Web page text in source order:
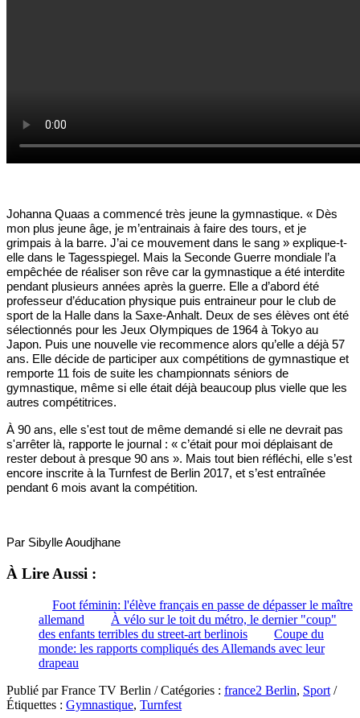
Johanna Quaas a commencé très jeune la gymnastique. « Dès
mon plus jeune âge, je m’entrainais à faire des tours, et je
grimpais à la barre. J’ai ce mouvement dans le sang » explique-t-
elle dans le Tagesspiegel. Mais la Seconde Guerre mondiale l’a
empêchée de réaliser son rêve car la gymnastique a été interdite
pendant plusieurs années après la guerre. Elle a d’abord été
professeur d’éducation physique puis entraineur pour le club de
sport de la Halle dans la Saxe-Anhalt. Deux de ses élèves ont été
sélectionnés pour les Jeux Olympiques de 1964 à Tokyo au
Japon. Puis une nouvelle vie recommence alors qu’elle a déjà 57
ans. Elle décide de participer aux compétitions de gymnastique et
remporte 11 fois de suite les championnats séniors de
gymnastique, même si elle était déjà beaucoup plus vielle que les
autres compétitrices.
À 90 ans, elle s'est tout de même demandé si elle ne devrait pas
s'arrêter là, rapporte le journal : « c’était pour moi déplaisant de
rester debout à presque 90 ans ». Mais tout bien réfléchi, elle s’est
encore inscrite à la Turnfest de Berlin 2017, et s’est entraînée
pendant 6 mois avant la compétition.
Par Sibylle Aoudjhane
À Lire Aussi :
Foot féminin: l'élève français en passe de dépasser le maître
allemand
À vélo sur le toit du métro, le dernier "coup"
des enfants terribles du street-art berlinois
Coupe du
monde: les rapports compliqués des Allemands avec leur
drapeau
Publié par France TV Berlin / Catégories : france2 Berlin, Sport /
Étiquettes : Gymnastique, Turnfest